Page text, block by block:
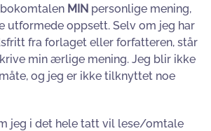
MIN personlige mening,
utformede oppsett. Selv om jeg har
fra forlaget eller forfatteren, står
min ærlige mening. Jeg blir ikke
og jeg er ikke tilknyttet noe
jeg i det hele tatt vil lese/omtale